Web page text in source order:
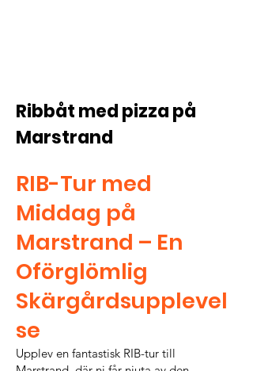
Ribbåt med pizza på
Marstrand
RIB-Tur med
Middag på
Marstrand – En
Oförglömlig
Skärgårdsupplevel
se
Upplev en fantastisk RIB-tur till